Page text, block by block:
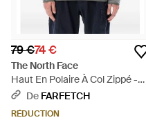
79 €74 €
The North Face
Haut En Polaire À Col Zippé -
GrisDe FARFETCH
RÉDUCTION